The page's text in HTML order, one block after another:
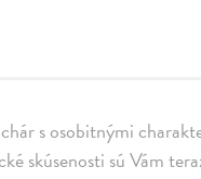
s osobitnými
skúsenosti sú Vám